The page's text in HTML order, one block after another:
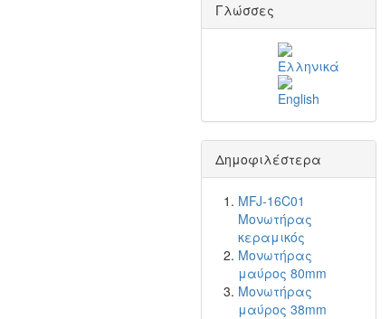
Γλώσσες
Δημοφιλέστερα
MFJ-16C01
Μονωτήρας
κεραμικός
Μονωτήρας
μαύρος 80mm
Μονωτήρας
μαύρος 38mm